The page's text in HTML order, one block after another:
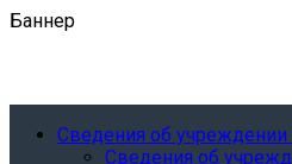
Баннер
Сведения об учреждении
Сведения об